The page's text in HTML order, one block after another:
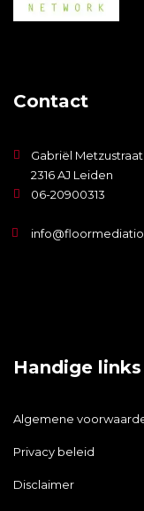
Contact
Gabriël Metzustraat
2316 AJ Leiden
06-20900313
Handige links
Algemene
Privacy beleid
Disclaimer